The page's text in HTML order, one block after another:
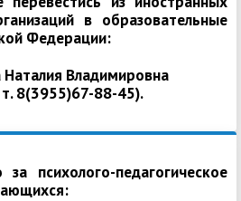
в образовательные
Федерации:
Владимировна
т. 8(3955)67-88-45).
психолого-педагогическое